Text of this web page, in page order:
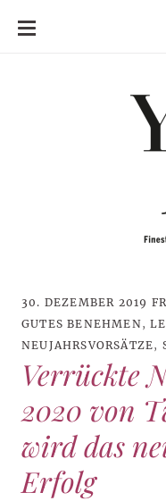
SKIP
30. DEZEMBER 2019
GUTES BENEHMEN,
NEUJAHRSVORSÄTZE,
Verrückte
2020 von
wird das
Erfolg